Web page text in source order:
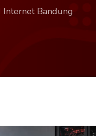
Internet Bandung